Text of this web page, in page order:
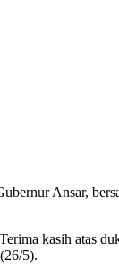
Ansar,
kasih atas
5).